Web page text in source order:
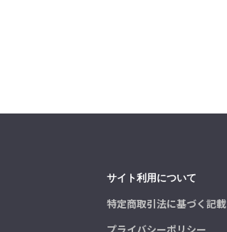
サイト利用について
特定商取引法に基づく記載
プライバシーポリシー